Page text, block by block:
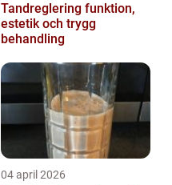
Tandreglering funktion,
estetik och trygg
behandling
04 april 2026